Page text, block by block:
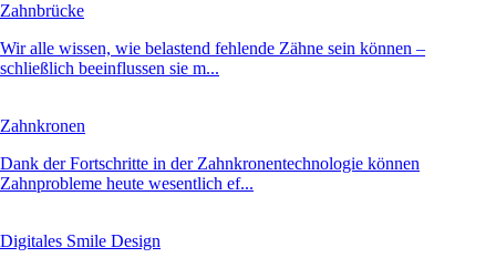
Zahnbrücke
Wir alle wissen, wie belastend fehlende Zähne sein können –
schließlich beeinflussen sie m...
Zahnkronen
Dank der Fortschritte in der Zahnkronentechnologie können
Zahnprobleme heute wesentlich ef...
Digitales Smile Design